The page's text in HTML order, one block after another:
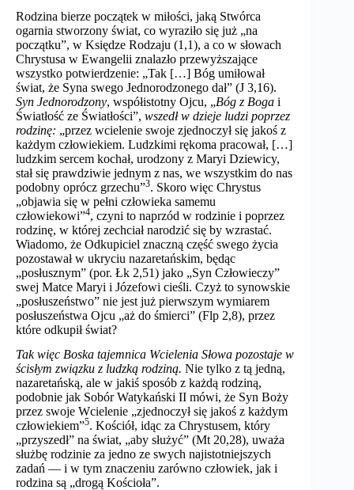
Rodzina bierze początek w miłości, jaką Stwórca
ogarnia stworzony świat, co wyraziło się już „na
początku”, w Księdze Rodzaju (1,1), a co w słowach
Chrystusa w Ewangelii znalazło przewyższające
wszystko potwierdzenie: „Tak […] Bóg umiłował
świat, że Syna swego Jednorodzonego dał” (J 3,16).
Syn Jednorodzony, współistotny Ojcu, „Bóg z Boga i
Światłość ze Światłości”, wszedł w dzieje ludzi poprzez
rodzinę: „przez wcielenie swoje zjednoczył się jakoś z
każdym człowiekiem. Ludzkimi rękoma pracował, […]
ludzkim sercem kochał, urodzony z Maryi Dziewicy,
stał się prawdziwie jednym z nas, we wszystkim do nas
podobny oprócz grzechu”3. Skoro więc Chrystus
„objawia się w pełni człowieka samemu
człowiekowi”4, czyni to naprzód w rodzinie i poprzez
rodzinę, w której zechciał narodzić się by wzrastać.
Wiadomo, że Odkupiciel znaczną część swego życia
pozostawał w ukryciu nazaretańskim, będąc
„posłusznym” (por. Łk 2,51) jako „Syn Człowieczy”
swej Matce Maryi i Józefowi cieśli. Czyż to synowskie
„posłuszeństwo” nie jest już pierwszym wymiarem
posłuszeństwa Ojcu „aż do śmierci” (Flp 2,8), przez
które odkupił świat?
Tak więc Boska tajemnica Wcielenia Słowa pozostaje w
ścisłym związku z ludzką rodziną. Nie tylko z tą jedną,
nazaretańską, ale w jakiś sposób z każdą rodziną,
podobnie jak Sobór Watykański II mówi, że Syn Boży
przez swoje Wcielenie „zjednoczył się jakoś z każdym
człowiekiem”5. Kościół, idąc za Chrystusem, który
„przyszedł” na świat, „aby służyć” (Mt 20,28), uważa
służbę rodzinie za jedno ze swych najistotniejszych
zadań — i w tym znaczeniu zarówno człowiek, jak i
rodzina są „drogą Kościoła”.